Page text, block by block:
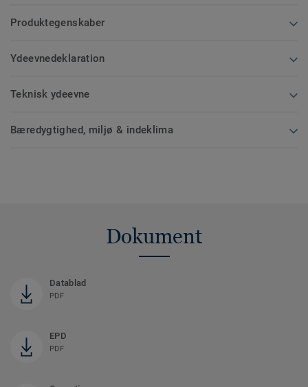
Produktegenskaber
Ydeevnedeklaration
Teknisk ydeevne
Bæredygtighed, miljø & indeklima
Dokument
Datablad
PDF
EPD
PDF